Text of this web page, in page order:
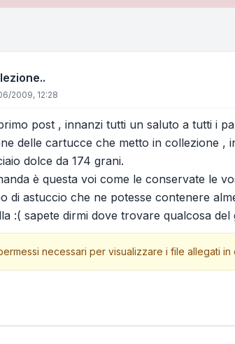
2009, 12:28
post , innanzi tutti un saluto a tutti i
delle cartucce che metto in collezione ,
dolce da 174 grani.
è questa voi come le conservate le
di astuccio che ne potesse contenere
:( sapete dirmi dove trovare qualcosa del
necessari per visualizzare i file allegati in